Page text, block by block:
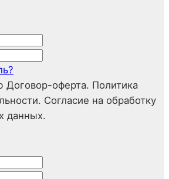
Договор-оферта. Политика
Согласие на обработку
данных.